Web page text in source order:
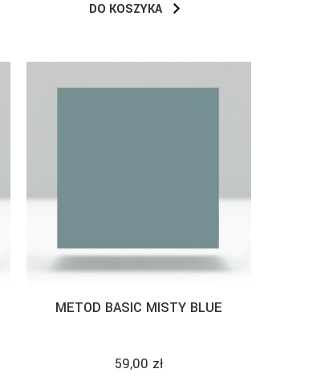
DO KOSZYKA
METOD BASIC MISTY BLUE
59,00 zł